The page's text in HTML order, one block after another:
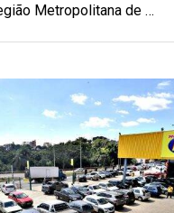
Metropolitana de …